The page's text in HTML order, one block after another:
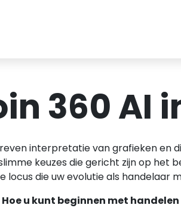
360 AI
interpretatie van grafieken en
keuzes die gericht zijn op het
locus die uw evolutie als
Hoe u kunt beginnen met